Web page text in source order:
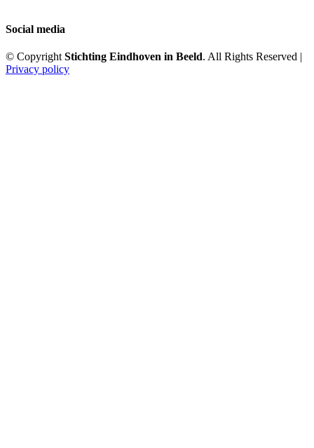
Social media
© CopyrightStichting Eindhoven in Beeld. All Rights Reserved |
Privacy policy